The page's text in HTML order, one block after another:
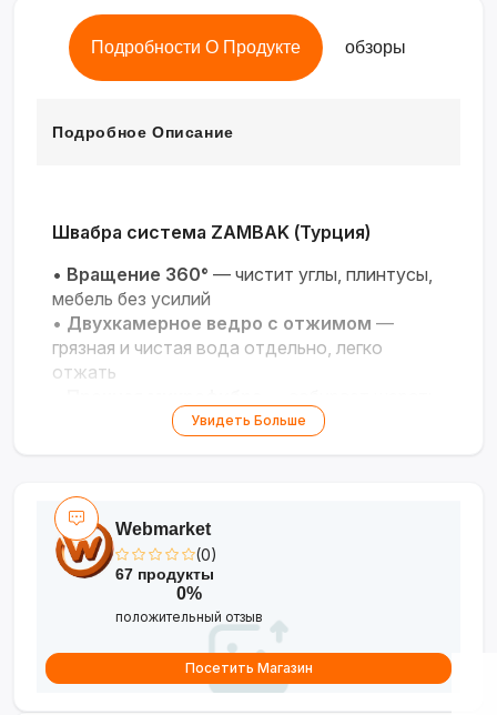
Подробности О Продукте обзоры
Подробное Описание
Швабра система ZAMBAK (Турция)
• Вращение 360° — чистит углы, плинтусы,
мебель без усилий
• Двухкамерное ведро с отжимом —
грязная и чистая вода отдельно, легко
отжать
пыль, песок, не линяет
•Длинная телескопическая ручка
регулируется под ваш рост
Профессиональная чистота без лишних
усилий!
Увидеть Больше
Webmarket
(0)
67 продукты
0%
положительный отзыв
Посетить Магазин